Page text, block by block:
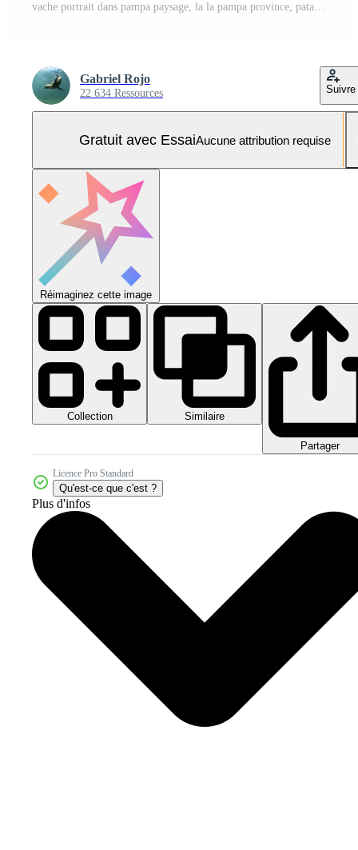
vache portrait dans pampa paysage, la la pampa province, patagonie, Argentine. Photo Pro
Gabriel Rojo
22 634 Ressources Suivre
Gratuit avec EssaiAucune attribution requise
Réimaginez cette image
Collection Similaire
Partager
Licence Pro Standard
Qu'est-ce que c'est ?
Plus d'infos